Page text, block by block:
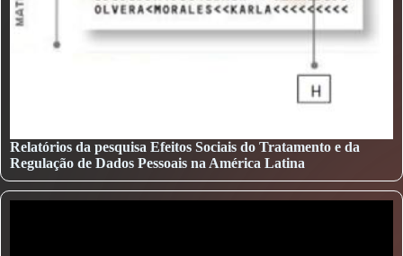
Relatórios da pesquisa Efeitos Sociais do Tratamento e da
Regulação de Dados Pessoais na América Latina